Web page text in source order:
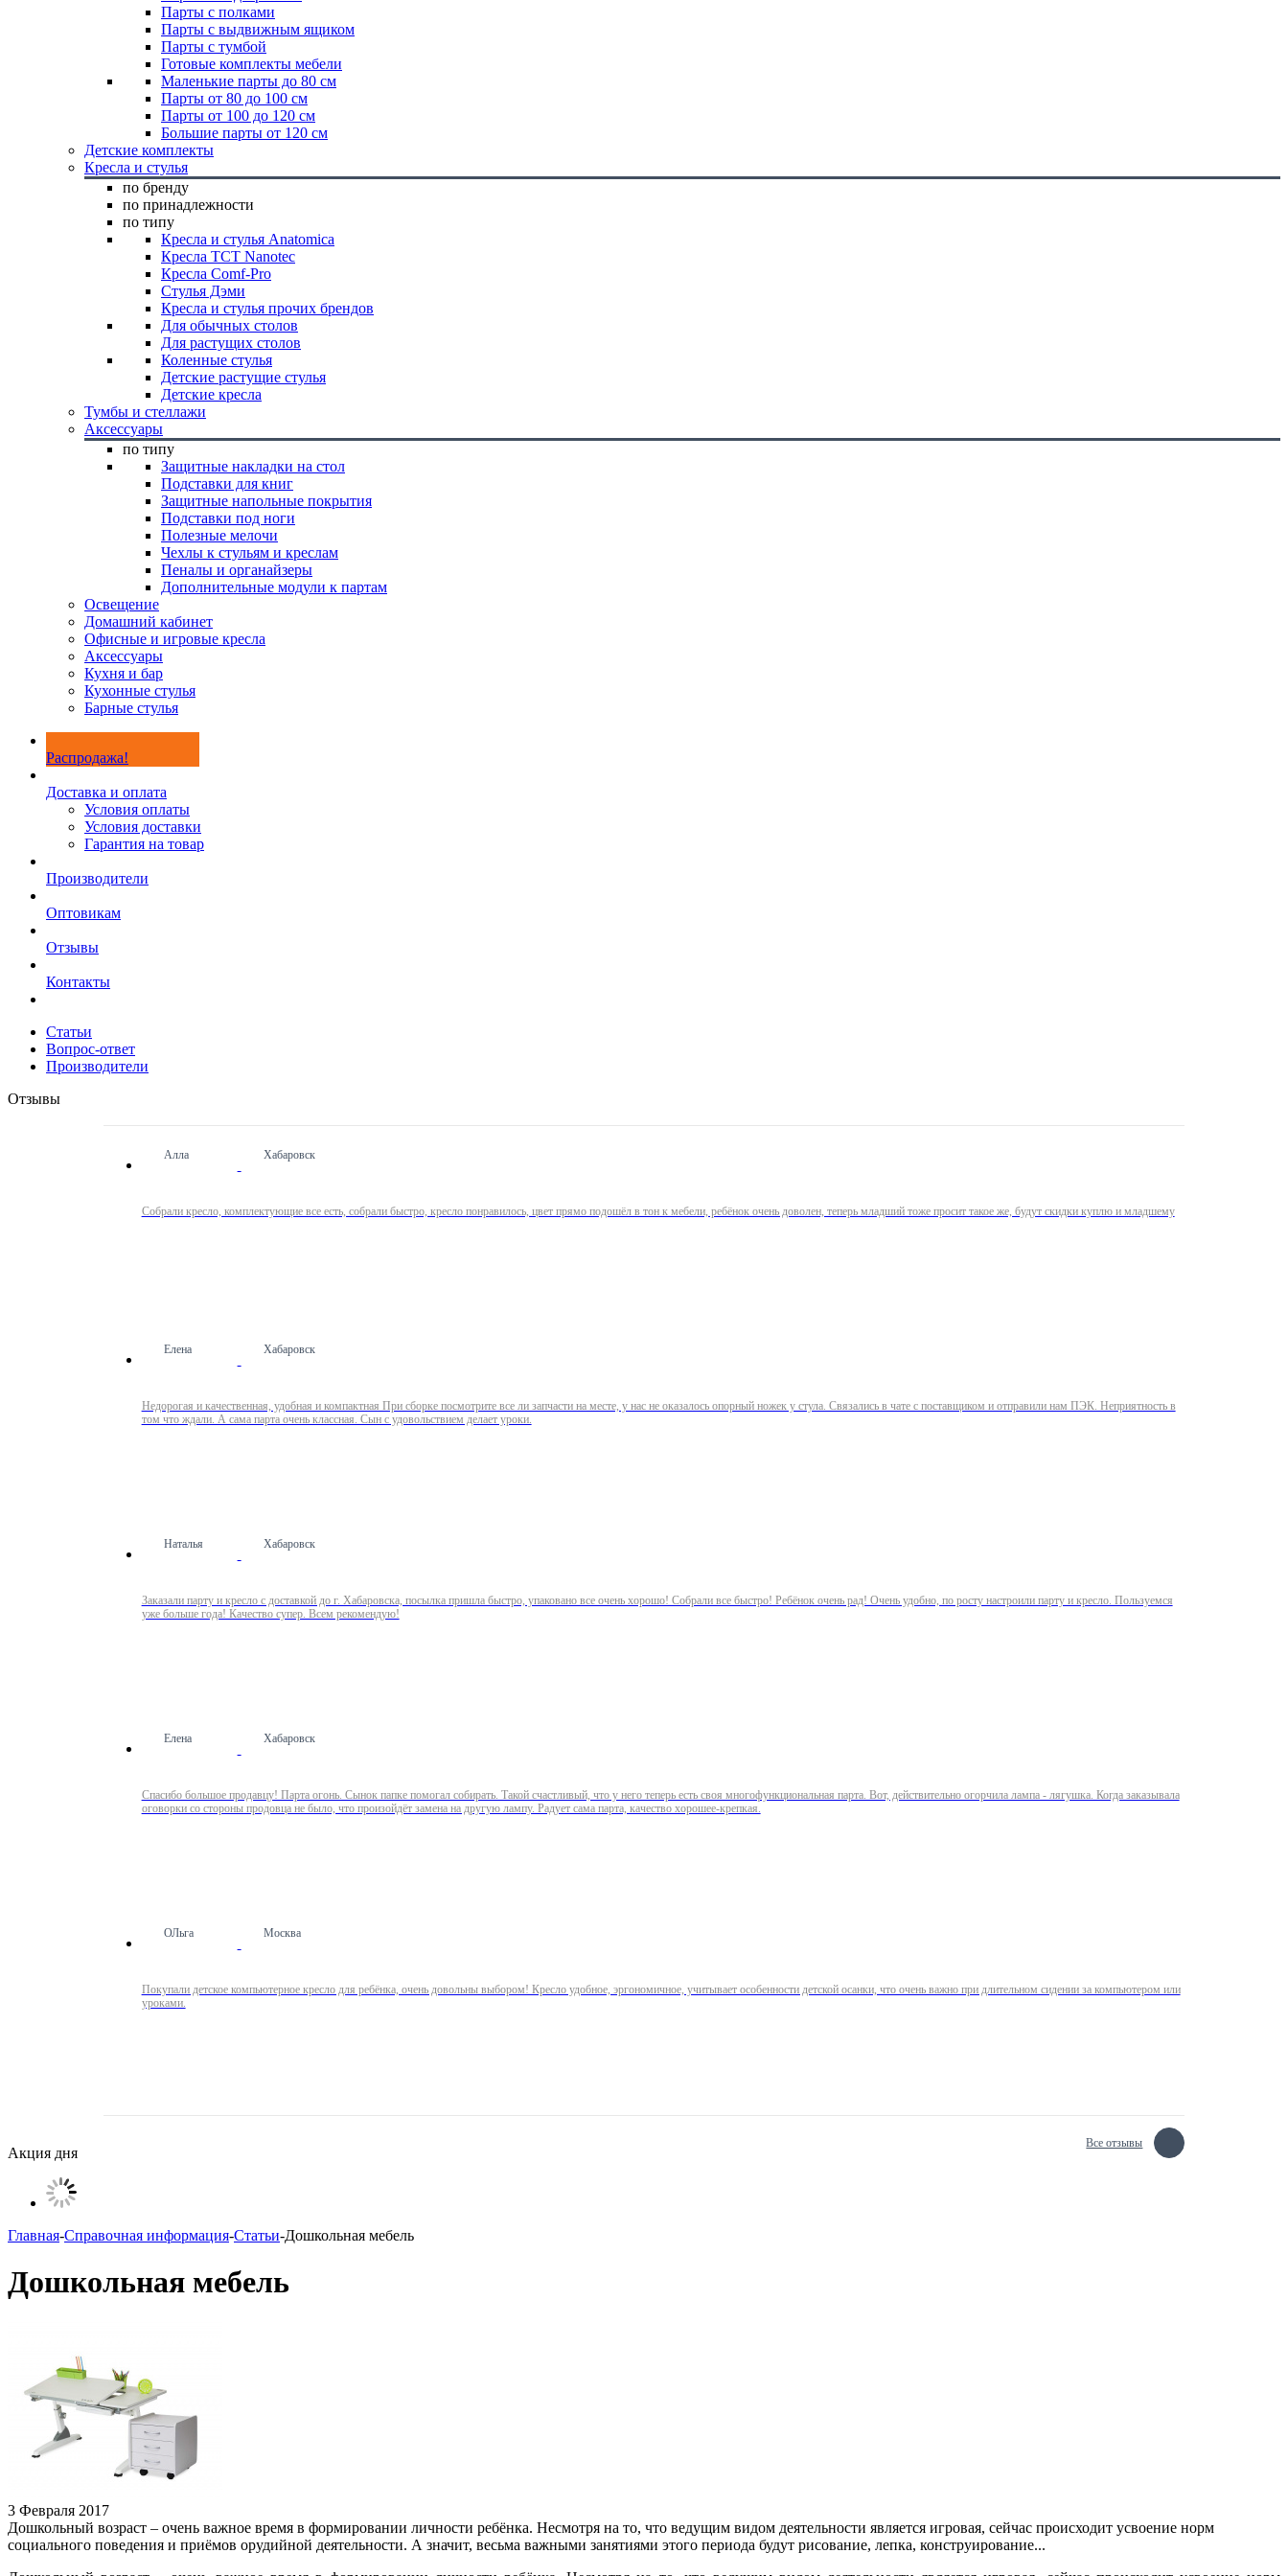
Парты с полками
Парты с выдвижным ящиком
Парты с тумбой
Готовые комплекты мебели
Маленькие парты до 80 см
Парты от 80 до 100 см
Парты от 100 до 120 см
Большие парты от 120 см
Детские комплекты
Кресла и стулья
по бренду
по принадлежности
по типу
Кресла и стулья Anatomica
Кресла TCT Nanotec
Кресла Comf-Pro
Стулья Дэми
Кресла и стулья прочих брендов
Для обычных столов
Для растущих столов
Коленные стулья
Детские растущие стулья
Детские кресла
Тумбы и стеллажи
Аксессуары
по типу
Защитные накладки на стол
Подставки для книг
Защитные напольные покрытия
Подставки под ноги
Полезные мелочи
Чехлы к стульям и креслам
Пеналы и органайзеры
Дополнительные модули к партам
Освещение
Домашний кабинет
Офисные и игровые кресла
Аксессуары
Кухня и бар
Кухонные стулья
Барные стулья
Распродажа!
Доставка и оплата
Условия оплаты
Условия доставки
Гарантия на товар
Производители
Оптовикам
Отзывы
Контакты
Статьи
Вопрос-ответ
Производители
Отзывы
Алла Хабаровск
Собрали кресло, комплектующие все есть, собрали быстро, кресло понравилось, цвет прямо подошёл в тон к мебели, ребёнок очень доволен, теперь младший тоже просит такое же, будут скидки куплю и младшему
Елена Хабаровск
Недорогая и качественная, удобная и компактная При сборке посмотрите все ли запчасти на месте, у нас не оказалось опорный ножек у стула. Связались в чате с поставщиком и отправили нам ПЭК. Неприятность в
том что ждали. А сама парта очень классная. Сын с удовольствием делает уроки.
Наталья Хабаровск
Заказали парту и кресло с доставкой до г. Хабаровска, посылка пришла быстро, упаковано все очень хорошо! Собрали все быстро! Ребёнок очень рад! Очень удобно, по росту настроили парту и кресло. Пользуемся
уже больше года! Качество супер. Всем рекомендую!
Елена Хабаровск
Спасибо большое продавцу! Парта огонь. Сынок папке помогал собирать. Такой счастливый, что у него теперь есть своя многофункциональная парта. Вот, действительно огорчила лампа - лягушка. Когда заказывала
оговорки со стороны продовца не было, что произойдёт замена на другую лампу. Радует сама парта, качество хорошее-крепкая.
ОЛьга Москва
Покупали детское компьютерное кресло для ребёнка, очень довольны выбором! Кресло удобное, эргономичное, учитывает особенности детской осанки, что очень важно при длительном сидении за компьютером или
уроками.
Все отзывы
Акция дня
Главная-Справочная информация-Статьи-Дошкольная мебель
Дошкольная мебель
3 Февраля 2017
Дошкольный возраст – очень важное время в формировании личности ребёнка. Несмотря на то, что ведущим видом деятельности является игровая, сейчас происходит усвоение норм
социального поведения и приёмов орудийной деятельности. А значит, весьма важными занятиями этого периода будут рисование, лепка, конструирование...